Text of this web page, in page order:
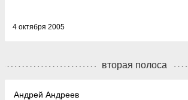
4 октября 2005
вторая полоса
Андрей Андреев